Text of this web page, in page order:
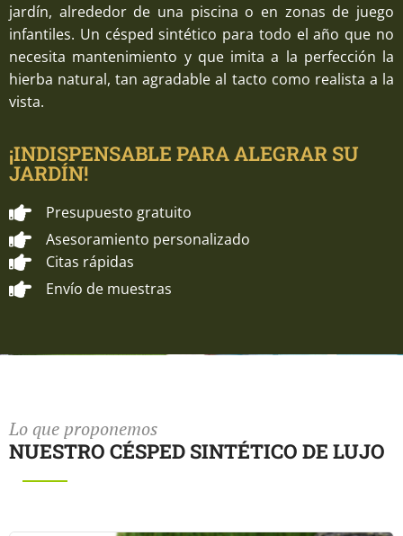
jardín, alrededor de una piscina o en zonas de juego
infantiles. Un césped sintético para todo el año que no
necesita mantenimiento y que imita a la perfección la
hierba natural, tan agradable al tacto como realista a la
vista.
¡INDISPENSABLE PARA ALEGRAR SU
JARDÍN!
Presupuesto gratuito
Asesoramiento personalizado
Citas rápidas
Envío de muestras
Lo que proponemos
NUESTRO CÉSPED SINTÉTICO DE LUJO